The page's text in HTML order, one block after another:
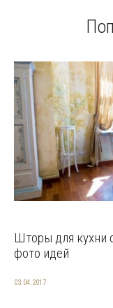
Шторы для кухни
фото идей
03.04.2017